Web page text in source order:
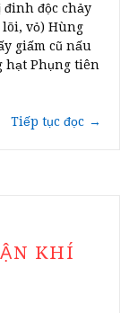
đinh độc chảy
lõi, vỏ) Hùng
giấm cũ nấu
hạt Phụng tiên
Tiếp tục đọc →
KHÍ